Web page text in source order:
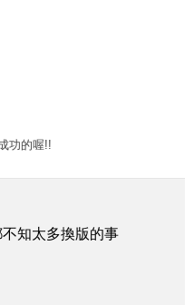
功的喔!!
知太多換版的事